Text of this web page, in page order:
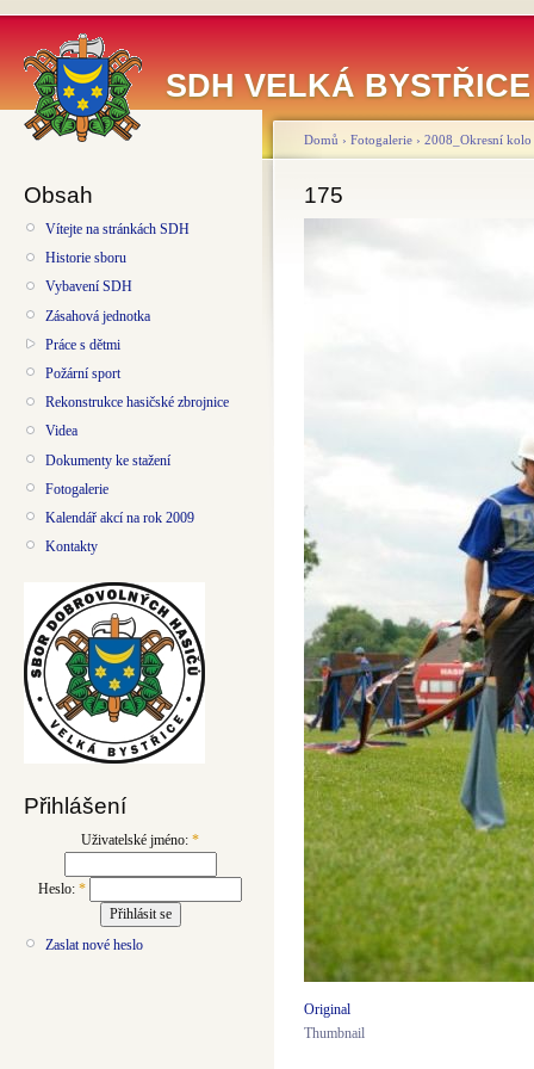
SDH VELKÁ BYSTŘICE
Obsah
Vítejte na stránkách SDH
Historie sboru
Vybavení SDH
Zásahová jednotka
Práce s dětmi
Požární sport
Rekonstrukce hasičské zbrojnice
Videa
Dokumenty ke stažení
Fotogalerie
Kalendář akcí na rok 2009
Kontakty
Přihlášení
Uživatelské jméno: *
Heslo: *
Zaslat nové heslo
Domů › Fotogalerie › 2008_Okresní kolo
175
Original
Thumbnail